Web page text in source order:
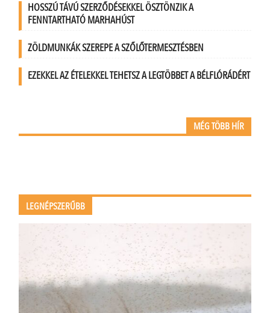
HOSSZÚ TÁVÚ SZERZŐDÉSEKKEL ÖSZTÖNZIK A
FENNTARTHATÓ MARHAHÚST
ZÖLDMUNKÁK SZEREPE A SZŐLŐTERMESZTÉSBEN
EZEKKEL AZ ÉTELEKKEL TEHETSZ A LEGTÖBBET A BÉLFLÓRÁDÉRT
MÉG TÖBB HÍR
LEGNÉPSZERŰBB